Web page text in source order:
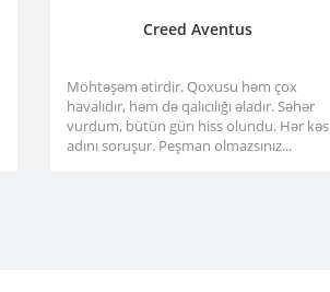
Creed Aventus
Möhtəşəm ətirdir. Qoxusu həm çox
havalıdır, həm də qalıcılığı əladır. Səhər
vurdum, bütün gün hiss olundu. Hər kəs
adını soruşur. Peşman olmazsınız...